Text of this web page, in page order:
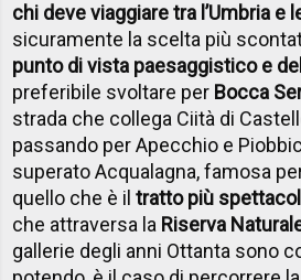
chi deve viaggiare tra l’Umbria e
sicuramente la scelta più
punto di vista paesaggistico e
preferibile svoltare per Bocca
strada che collega Ciità di
passando per Apecchio e
superato Acqualagna, famosa
quello che è iltratto più
che attraversa la Riserva
gallerie degli anni Ottanta sono